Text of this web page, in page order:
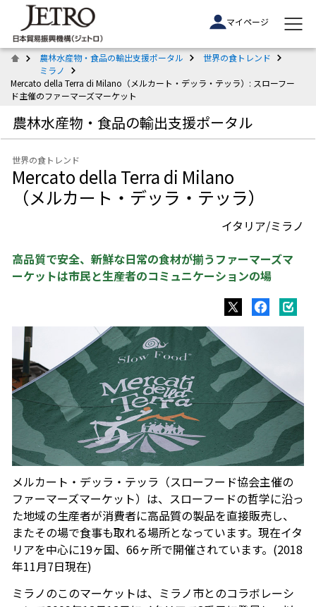
マイページ
農林水産物・食品の輸出支援ポータル
世界の食トレンド
ミラノ
Mercato della Terra di Milano（メルカート・デッラ・テッラ）: スローフー
ド主催のファーマーズマーケット
農林水産物・食品の輸出支援ポータル
世界の食トレンド
Mercato della Terra di Milano
（メルカート・デッラ・テッラ）
イタリア/ミラノ
高品質で安全、新鮮な日常の食材が揃うファーマーズマ
ーケットは市民と生産者のコミュニケーションの場
メルカート・デッラ・テッラ（スローフード協会主催の
ファーマーズマーケット）は、スローフードの哲学に沿っ
た地域の生産者が消費者に高品質の製品を直接販売し、
またその場で食事も取れる場所となっています。現在イタ
リアを中心に19ヶ国、66ヶ所で開催されています。(2018
年11月7日現在)
ミラノのこのマーケットは、ミラノ市とのコラボレーシ